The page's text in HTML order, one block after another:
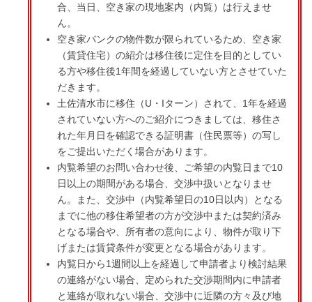
合、当日、空き家の現地案内（内覧）は行えませ
ん。
空き家バンクの物件数が限られているため、空き家
（賃貸住宅）の紹介は移住後に定住を目的としてい
る方や移住後1年間を経過していない方とさせていた
だきます。
土佐清水市に移住（U・Iターン）されて、1年を経過
されていない方へのご紹介につきましては、移住さ
れた年月日を確認できる証明書（住民票等）の写し
をご提出いただく場合があります。
内覧希望のお問い合わせ後、ご希望の内覧日まで10
日以上の期間がある場合、交渉中扱いとなりませ
ん。また、交渉中（内覧希望日の10日以内）となる
までに他の移住希望者の方が交渉中または契約済み
となる場合や、所有者の意向により、物件が取り下
げまたは賃貸条件が変更となる場合があります。
内覧日から1週間以上を経過して申請者より検討結果
の連絡がない場合、定められた交渉期間内に申請者
と連絡が取れない場合、交渉中に近隣の方々及び地